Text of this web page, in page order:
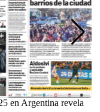
en Argentina revela